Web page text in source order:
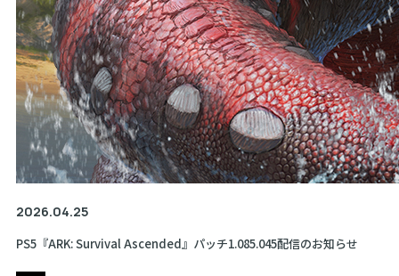
2026.04.25
PS5『ARK: Survival Ascended』パッチ1.085.045配信のお知らせ